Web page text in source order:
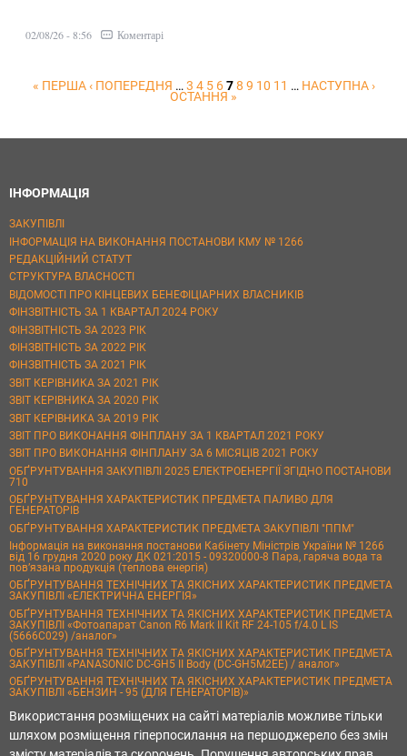
02/08/26 - 8:56 Коментарі
« ПЕРША ‹ ПОПЕРЕДНЯ … 3 4 5 6 7 8 9 10 11 … НАСТУПНА ›
ОСТАННЯ »
ІНФОРМАЦІЯ
ЗАКУПІВЛІ
ІНФОРМАЦІЯ НА ВИКОНАННЯ ПОСТАНОВИ КМУ № 1266
РЕДАКЦІЙНИЙ СТАТУТ
СТРУКТУРА ВЛАСНОСТІ
ВІДОМОСТІ ПРО КІНЦЕВИХ БЕНЕФІЦІАРНИХ ВЛАСНИКІВ
ФІНЗВІТНІСТЬ ЗА 1 КВАРТАЛ 2024 РОКУ
ФІНЗВІТНІСТЬ ЗА 2023 РІК
ФІНЗВІТНІСТЬ ЗА 2022 РІК
ФІНЗВІТНІСТЬ ЗА 2021 РІК
ЗВІТ КЕРІВНИКА ЗА 2021 РІК
ЗВІТ КЕРІВНИКА ЗА 2020 РІК
ЗВІТ КЕРІВНИКА ЗА 2019 РІК
ЗВІТ ПРО ВИКОНАННЯ ФІНПЛАНУ ЗА 1 КВАРТАЛ 2021 РОКУ
ЗВІТ ПРО ВИКОНАННЯ ФІНПЛАНУ ЗА 6 МІСЯЦІВ 2021 РОКУ
ОБҐРУНТУВАННЯ ЗАКУПІВЛІ 2025 ЕЛЕКТРОЕНЕРГІЇ ЗГІДНО ПОСТАНОВИ
710
ОБҐРУНТУВАННЯ ХАРАКТЕРИСТИК ПРЕДМЕТА ПАЛИВО ДЛЯ
ГЕНЕРАТОРІВ
ОБҐРУНТУВАННЯ ХАРАКТЕРИСТИК ПРЕДМЕТА ЗАКУПІВЛІ "ППМ"
Інформація на виконання постанови Кабінету Міністрів України № 1266
від 16 грудня 2020 року ДК 021:2015 - 09320000-8 Пара, гаряча вода та
пов’язана продукція (теплова енергія)
ОБҐРУНТУВАННЯ ТЕХНІЧНИХ ТА ЯКІСНИХ ХАРАКТЕРИСТИК ПРЕДМЕТА
ЗАКУПІВЛІ «ЕЛЕКТРИЧНА ЕНЕРГІЯ»
ОБҐРУНТУВАННЯ ТЕХНІЧНИХ ТА ЯКІСНИХ ХАРАКТЕРИСТИК ПРЕДМЕТА
ЗАКУПІВЛІ «Фотоапарат Canon R6 Mark II Kit RF 24-105 f/4.0 L IS
(5666C029) /аналог»
ОБҐРУНТУВАННЯ ТЕХНІЧНИХ ТА ЯКІСНИХ ХАРАКТЕРИСТИК ПРЕДМЕТА
ЗАКУПІВЛІ «PANASONIC DC-GH5 II Body (DC-GH5M2EE) / аналог»
ОБҐРУНТУВАННЯ ТЕХНІЧНИХ ТА ЯКІСНИХ ХАРАКТЕРИСТИК ПРЕДМЕТА
ЗАКУПІВЛІ «БЕНЗИН - 95 (ДЛЯ ГЕНЕРАТОРІВ)»
Використання розміщених на сайті матеріалів можливе тільки
шляхом розміщення гіперпосилання на першоджерело без змін